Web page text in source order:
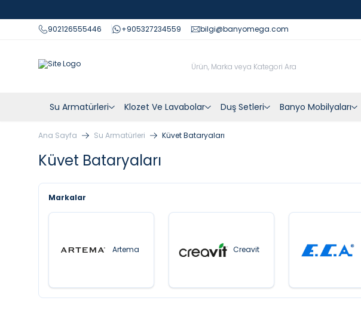
902126555446
+905327234559 bilgi@banyomega.com
Su Armatürleri Klozet Ve Lavabolar Duş Setleri Banyo Mobilyaları
Ana Sayfa Su Armatürleri Küvet Bataryaları
Küvet Bataryaları
Markalar
Artema Creavit